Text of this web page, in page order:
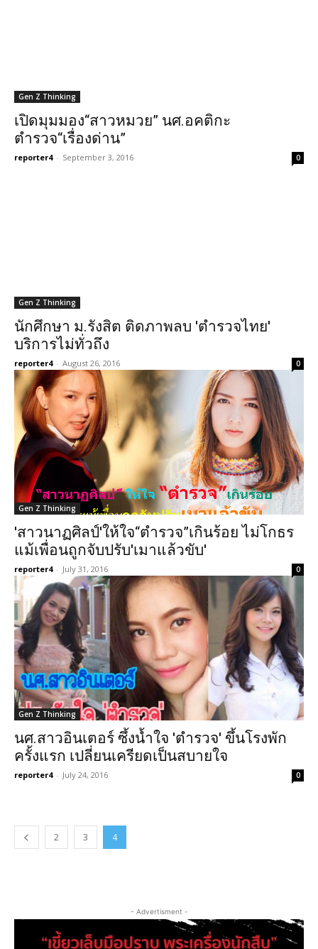
Gen Z Thinking
เปิดมุมมอง“สาวหมวย” นศ.อคติกะ
ตำรวจ“เรื่องด่าน”
reporter4 - September 3, 2016 0
Gen Z Thinking
นักศึกษา ม.รังสิต ติดภาพลบ 'ตำรวจไทย'
บริการไม่ทั่วถึง
reporter4 - August 26, 2016 0
Gen Z Thinking
'สาวนาฏศิลป์'ให้ใจ“ตำรวจ”เกินร้อย ไม่โกธร
แม้เพื่อนถูกจับปรับ'เมาแล้วขับ'
reporter4 - July 31, 2016 0
Gen Z Thinking
นศ.สาวอินเตอร์ ซึ้งน้ำใจ 'ตำรวจ' ขึ้นโรงพัก
ครั้งแรก เปลี่ยนเครียดเป็นสบายใจ
reporter4 - July 24, 2016 0
2 3 4
- Advertisment -